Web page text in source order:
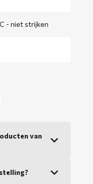
- niet strijken
van